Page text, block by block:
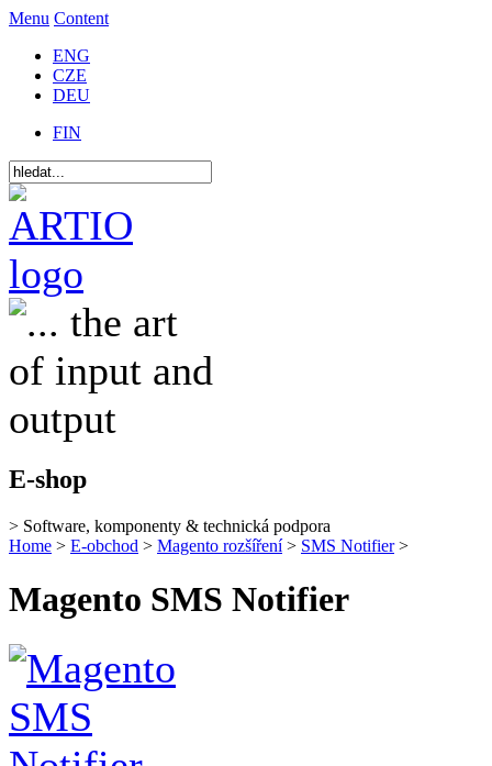
Menu Content
ENG
CZE
DEU
FIN
E-shop
> Software, komponenty & technická podpora
Home > E-obchod > Magento rozšíření> SMS Notifier>
Magento SMS Notifier